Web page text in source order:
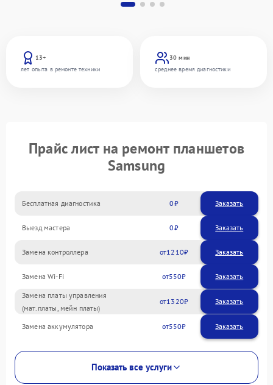
13+
лет опыта в ремонте техники
30 мин
среднее время диагностики
Прайс лист на ремонт планшетов
Samsung
Бесплатная диагностика 0 Заказать
Выезд мастера 0 Заказать
Замена контроллера 1210
Замена Wi-Fi 550
Замена платы управления
(мат.платы, мейн платы)
1320
Замена аккумулятора 550
Показать все услуги